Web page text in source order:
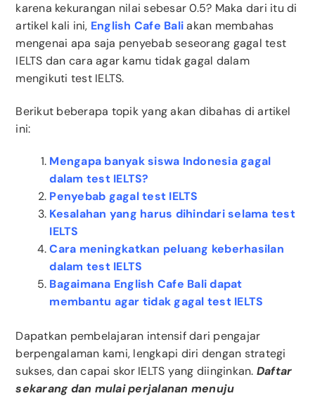
karena kekurangan nilai sebesar 0.5? Maka dari itu di
artikel kali ini, English Cafe Baliakan membahas
mengenai apa saja penyebab seseorang gagal test
IELTS dan cara agar kamu tidak gagal dalam
mengikuti test IELTS.
Berikut beberapa topik yang akan dibahas di artikel
ini:
Mengapa banyak siswa Indonesia gagal
dalam test IELTS?
Penyebab gagal test IELTS
Kesalahan yang harus dihindari selama test
IELTS
Cara meningkatkan peluang keberhasilan
dalam test IELTS
Bagaimana English Cafe Bali dapat
membantu agar tidak gagal test IELTS
Dapatkan pembelajaran intensif dari pengajar
berpengalaman kami, lengkapi diri dengan strategi
sukses, dan capai skor IELTS yang diinginkan. Daftar
sekarang dan mulai perjalanan menuju